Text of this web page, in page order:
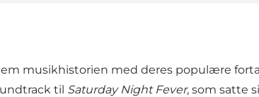
musikhistorien med deres populære
til Saturday Night Fever, som satte